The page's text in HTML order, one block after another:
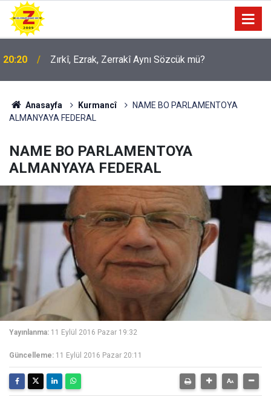
20:20
09:56 Ji Zilma Partîzanan Nimûneyeka Piçûk
Anasayfa Kurmancî
NAME BO PARLAMENTOYA
ALMANYAYA FEDERAL
NAME BO PARLAMENTOYA
ALMANYAYA FEDERAL
Yayınlanma: 11 Eylül 2016 Pazar 19:32
Güncelleme: 11 Eylül 2016 Pazar 20:11